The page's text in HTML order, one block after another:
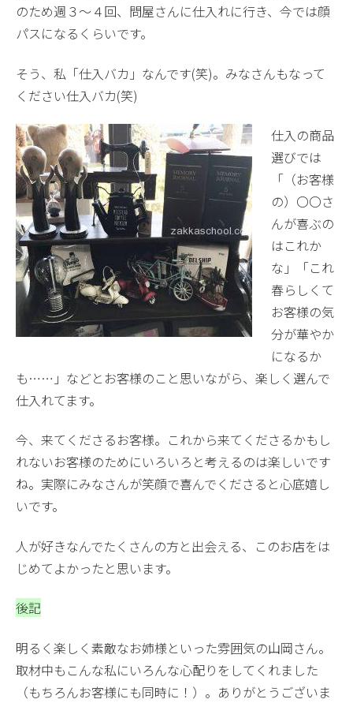
のため週３～４回、問屋さんに仕入れに行き、今では顔
パスになるくらいです。
そう、私「仕入バカ」なんです(笑)。みなさんもなって
ください仕入バカ(笑)
仕入の商品
選びでは
「（お客様
の）〇〇さ
んが喜ぶの
はこれか
な」「これ
春らしくて
お客様の気
分が華やか
になるか
も……」などとお客様のこと思いながら、楽しく選んで
仕入れてます。
今、来てくださるお客様。これから来てくださるかもし
れないお客様のためにいろいろと考えるのは楽しいです
ね。実際にみなさんが笑顔で喜んでくださると心底嬉し
いです。
人が好きなんでたくさんの方と出会える、このお店をは
じめてよかったと思います。
後記
明るく楽しく素敵なお姉様といった雰囲気の山岡さん。
取材中もこんな私にいろんな心配りをしてくれました
（もちろんお客様にも同時に！）。ありがとうございま